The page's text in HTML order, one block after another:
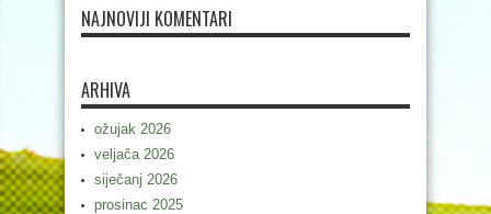
NAJNOVIJI KOMENTARI
ARHIVA
ožujak 2026
veljača 2026
siječanj 2026
prosinac 2025